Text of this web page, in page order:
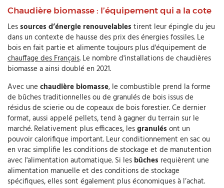
Chaudière biomasse : l’équipement qui a la cote
Lessources d’énergie renouvelables tirent leur épingle du jeu
dans un contexte de hausse des prix des énergies fossiles. Le
bois en fait partie et alimente toujours plus d'équipement de
chauffage des Français. Le nombre d'installations de chaudières
biomasse a ainsi doublé en 2021.
Avec une chaudière biomasse, le combustible prend la forme
de bûches traditionnelles ou de granulés de bois issus de
résidus de scierie ou de copeaux de bois forestier. Ce dernier
format, aussi appelé pellets, tend à gagner du terrain sur le
marché. Relativement plus efficaces, lesgranulés ont un
pouvoir calorifique important. Leur conditionnement en sac ou
en vrac simplifie les conditions de stockage et de manutention
avec l'alimentation automatique. Si les bûches requièrent une
alimentation manuelle et des conditions de stockage
spécifiques, elles sont également plus économiques à l’achat.